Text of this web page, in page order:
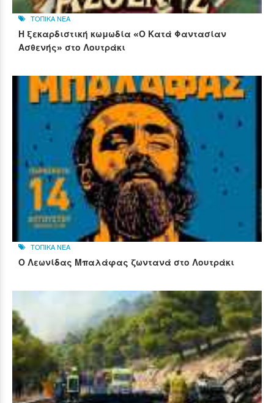
ΤΟΠΙΚΑ ΝΕΑ
Η ξεκαρδιστική κωμωδία «Ο Κατά Φαντασίαν
Ασθενής» στο Λουτράκι
ΤΟΠΙΚΑ ΝΕΑ
Ο Λεωνίδας Μπαλάφας ζωντανά στο Λουτράκι